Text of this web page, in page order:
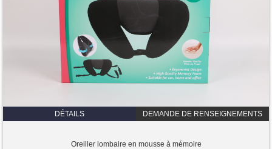
DÉTAILS DEMANDE DE RENSEIGNEMENTS
Oreiller lombaire en mousse à mémoire